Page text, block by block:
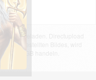
hochgeladen. Directupload
dargestellten Bildes, wird
AGB handeln.